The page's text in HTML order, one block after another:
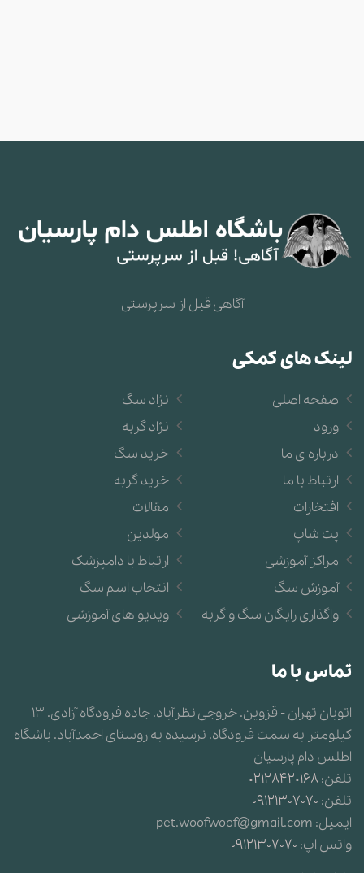
آگاهی قبل از سرپرستی
لینک های کمکی
نژاد سگ
نژاد گربه
خرید سگ
خرید گربه
مقالات
مولدین
ارتباط با دامپزشک
انتخاب اسم سگ
ویدیو های آموزشی
صفحه اصلی
ورود
درباره ی ما
ارتباط با ما
افتخارات
پت شاپ
مراکز آموزشی
آموزش سگ
واگذاری رایگان سگ و گربه
تماس با ما
اتوبان تهران - قزوین. خروجی نظرآباد. جاده فرودگاه آزادی. 13
کیلومتر به سمت فرودگاه. نرسیده به روستای احمدآباد. باشگاه
اطلس دام پارسیان
تلفن:02128420168
تلفن: 09121307070
ایمیل: pet.woofwoof@gmail.com
واتس اپ: 09121307070